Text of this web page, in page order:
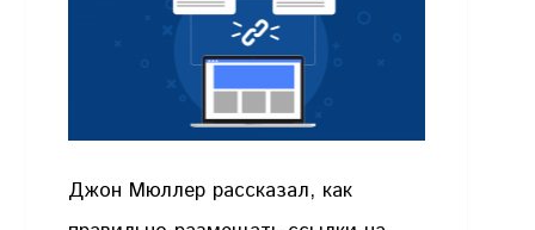
Джон Мюллер рассказал, как